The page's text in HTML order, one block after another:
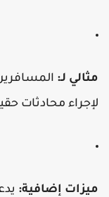
لـ: المسافرين
محادثات
إضافية:يدعم